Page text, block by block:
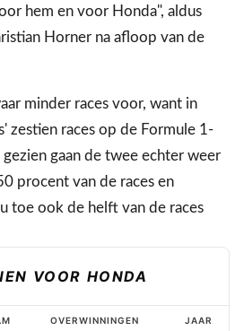
hem en voor Honda", aldus
Horner na afloop van de
minder races voor, want in
zestien races op de Formule 1-
gaan de twee echter weer
procent van de races en
toe ook de helft van de races
VOOR HONDA
OVERWINNINGEN JAAR